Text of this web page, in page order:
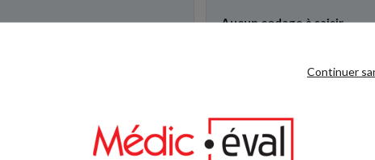
Continuer
avec seulement 0,3 µl de sang :
et un protocole par
Aucun codage à saisir
Mémoire & export